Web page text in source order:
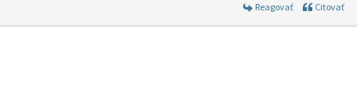
Reagovať Citovať